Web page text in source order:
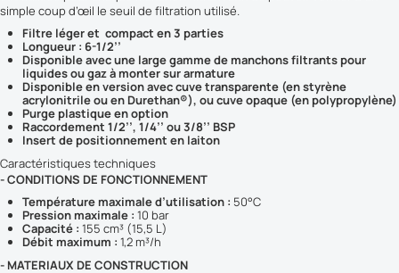
simple coup d’œil le seuil de filtration utilisé.
Filtre léger et compact en 3 parties
Longueur : 6-1/2’’
Disponible avec une large gamme de manchons filtrants pour
liquides ou gaz à monter sur armature
Disponible en version avec cuve transparente (en styrène
acrylonitrile ou en Durethan®), ou cuve opaque (en polypropylène)
Purge plastique en option
Raccordement 1/2’’, 1/4’’ ou 3/8’’ BSP
Insert de positionnement en laiton
Caractéristiques techniques
- CONDITIONS DE FONCTIONNEMENT
Température maximale d’utilisation : 50°C
Pression maximale : 10 bar
Capacité : 155 cm³ (15,5 L)
Débit maximum : 1,2 m³/h
- MATERIAUX DE CONSTRUCTION